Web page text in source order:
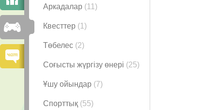
Аркадалар (11)
Квесттер (1)
Төбелес (2)
Соғысты жүргізу өнері (25)
Ұшу ойындар (7)
Спорттық (55)